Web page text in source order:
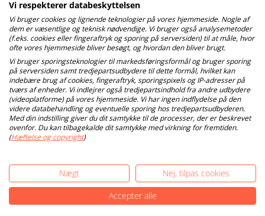
Vi respekterer databeskyttelsen
Vi bruger cookies og lignende teknologier på vores hjemmeside. Nogle af
dem er væsentlige og teknisk nødvendige. Vi bruger også analysemetoder
(f.eks. cookies eller fingeraftryk og sporing på serversiden) til at måle, hvor
ofte vores hjemmeside bliver besøgt, og hvordan den bliver brugt.
Vi bruger sporingsteknologier til markedsføringsformål og bruger sporing
på serversiden samt tredjepartsudbydere til dette formål, hvilket kan
indebære brug af cookies, fingeraftryk, sporingspixels og IP-adresser på
tværs af enheder. Vi indlejrer også tredjepartsindhold fra andre udbydere
(videoplatforme) på vores hjemmeside. Vi har ingen indflydelse på den
videre databehandling og eventuelle sporing hos tredjepartsudbyderen.
Med din indstilling giver du dit samtykke til de processer, der er beskrevet
ovenfor. Du kan tilbagekalde dit samtykke med virkning for fremtiden.
(Hæftelse og copyright)
Nægt
Nej, tilpas cookies
Accepter alle